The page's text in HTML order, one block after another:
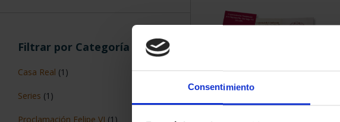
Consentimiento
Filtrar por Categoría
Casa Real (1)
Series (1)
Proclamación Felipe VI (1)